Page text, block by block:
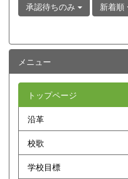
承認待ちのみ 新着順
メニュー
トップページ
沿革
校歌
学校目標